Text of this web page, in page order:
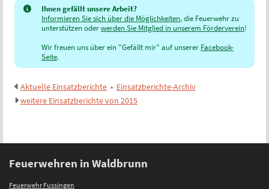
Ihnen gefällt unsere Arbeit?
Informieren Sie sich über die Möglichkeiten, die Feuerwehr zu
unterstützen oderwerden Sie Mitglied in unserem Förderverein!
Wir freuen uns über ein "Gefällt mir" auf unserer Facebook-
Seite.
Aktuelle Einsatzberichte• Einsatzberichte-Archiv
weitere Einsatzberichte von 2015
Feuerwehren in Waldbrunn
Feuerwehr Fussingen